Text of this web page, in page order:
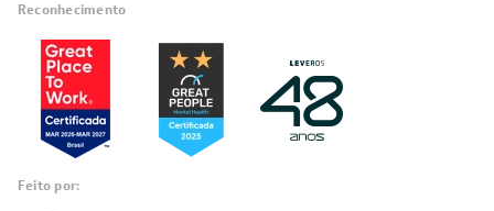
Reconhecimento
Feito por: